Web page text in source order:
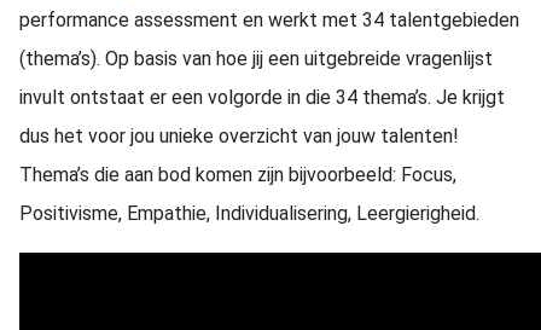
performance assessment en werkt met 34 talentgebieden
(thema’s). Op basis van hoe jij een uitgebreide vragenlijst
invult ontstaat er een volgorde in die 34 thema’s. Je krijgt
dus het voor jou unieke overzicht van jouw talenten!
Thema’s die aan bod komen zijn bijvoorbeeld: Focus,
Positivisme, Empathie, Individualisering, Leergierigheid.